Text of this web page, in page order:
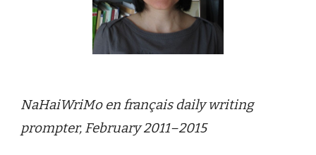
NaHaiWriMo en français daily writing
prompter, February 2011–2015